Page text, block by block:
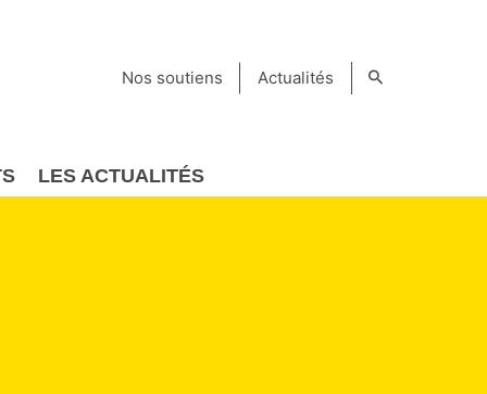
Nos soutiens Actualités
LES ACTUALITÉS